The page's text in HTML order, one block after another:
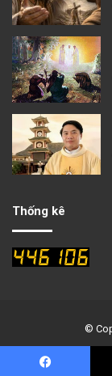
Thống kê
©